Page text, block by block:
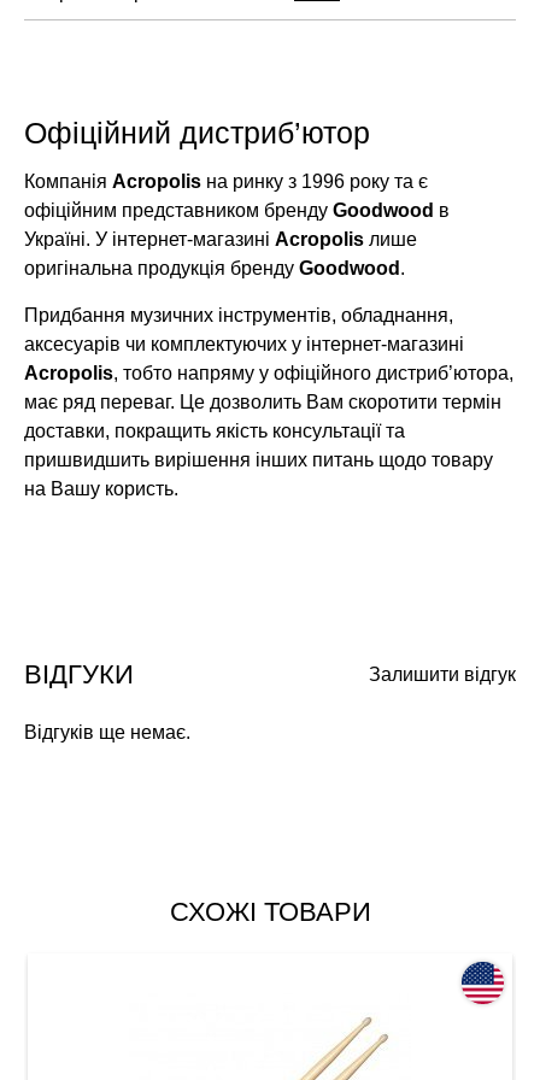
Офіційний дистриб’ютор
Компанія Acropolis на ринку з 1996 року та є
офіційним представником бренду Goodwood в
Україні. У інтернет-магазині Acropolis лише
оригінальна продукція бренду Goodwood .
Придбання музичних інструментів, обладнання,
аксесуарів чи комплектуючих у інтернет-магазині
Acropolis, тобто напряму у офіційного дистриб’ютора,
має ряд переваг. Це дозволить Вам скоротити термін
доставки, покращить якість консультації та
пришвидшить вирішення інших питань щодо товару
на Вашу користь.
Залишити відгук
ВІДГУКИ
Відгуків ще немає.
СХОЖІ ТОВАРИ